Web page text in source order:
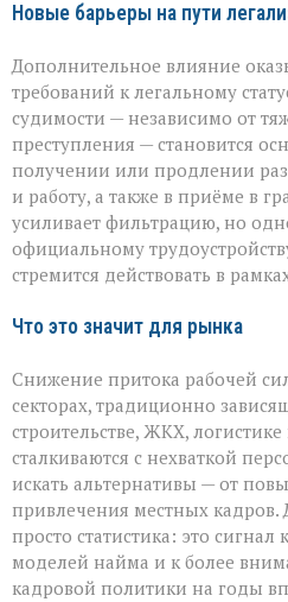
Новые барьеры на пути
Дополнительное влияние
требований к легальному
судимости — независимо от
преступления — становится
получении или продлении
и работу, а также в приёме в
усиливает фильтрацию, но
официальному
стремится действовать в
Что это значит для рынка
Снижение притока рабочей
секторах, традиционно
строительстве, ЖКХ,
сталкиваются с нехваткой
искать альтернативы — от
привлечения местных кадров.
просто статистика: это
моделей найма и к более
кадровой политики на годы